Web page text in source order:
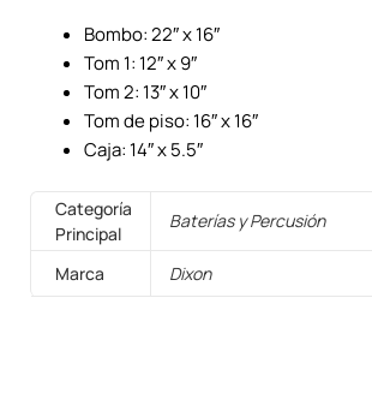
Bombo: 22″ x 16″
Tom 1: 12″ x 9″
Tom 2: 13″ x 10″
Tom de piso: 16″ x 16″
Caja: 14″ x 5.5″
Categoría
Principal
Baterías y Percusión
Marca Dixon